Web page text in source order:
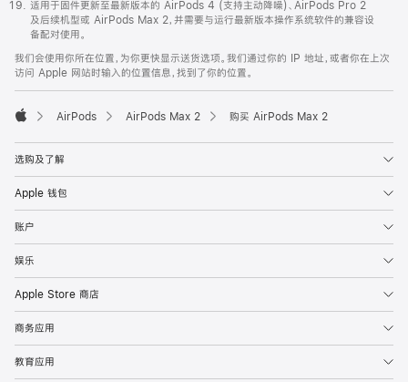
适用于固件更新至最新版本的 AirPods 4 (支持主动降噪)、AirPods Pro 2
及后续机型或 AirPods Max 2，并需要与运行最新版本操作系统软件的兼容设
备配对使用。
我们会使用你所在位置，为你更快显示送货选项。我们通过你的 IP 地址，或者你在上次
访问 Apple 网站时输入的位置信息，找到了你的位置。
AirPods AirPods Max 2 购买 AirPods Max 2
选购及了解
Apple 钱包
账户
娱乐
Apple Store 商店
商务应用
教育应用